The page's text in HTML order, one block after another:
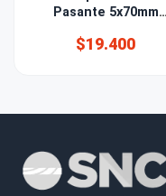
Pasante 5x70mm
$19.400